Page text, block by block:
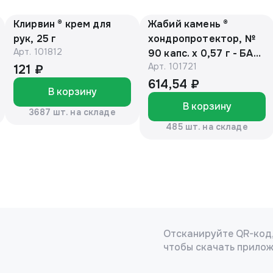
Клирвин ® крем для
рук, 25 г
Арт. 101812
121 ₽
В корзину
3687 шт. на складе
Жабий камень ®
хондропротектор, №
90 капс. х 0,57 г - БАД,
банка (ЕАС)
Арт. 101721
614,54 ₽
В корзину
485 шт. на складе
Отсканируйте QR-код,
чтобы скачать